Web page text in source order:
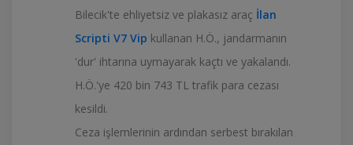
Bilecik'te ehliyetsiz ve plakasız araç İlan
Scripti V7 Vip kullanan H.Ö., jandarmanın
'dur' ihtarına uymayarak kaçtı ve yakalandı.
H.Ö.'ye 420 bin 743 TL trafik para cezası
kesildi.
Ceza işlemlerinin ardından serbest bırakılan